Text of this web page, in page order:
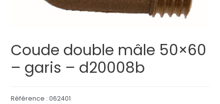
Coude double mâle 50×60
– garis – d20008b
Référence : 062401